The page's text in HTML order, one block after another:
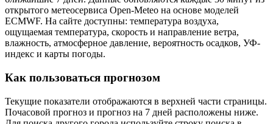
открытого метеосервиса Open-Meteo на основе моделей
ECMWF. На сайте доступны: температура воздуха,
ощущаемая температура, скорость и направление ветра,
влажность, атмосферное давление, вероятность осадков, УФ-
индекс и карты погоды.
Как пользоваться прогнозом
Текущие показатели отображаются в верхней части страницы.
Почасовой прогноз и прогноз на 7 дней расположены ниже.